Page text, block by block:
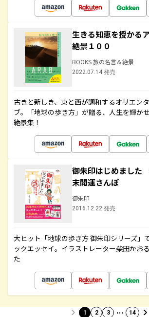
生きる知恵を授かる
絶景１００
BOOKS 旅の名言＆絶景
2022.07.14 発売
古きと新しき、東と西が調和するオリエン
ブ。「地球の歩き方」が贈る、人生を輝か
絶景集！
御朱印はじめまし
末開運さんぽ
御朱印
2016.12.22 発売
大ヒット「地球の歩き方 御朱印シリーズ」
ックエッセイ。イラストレーター柴田かお
た
1 2 3 … 14